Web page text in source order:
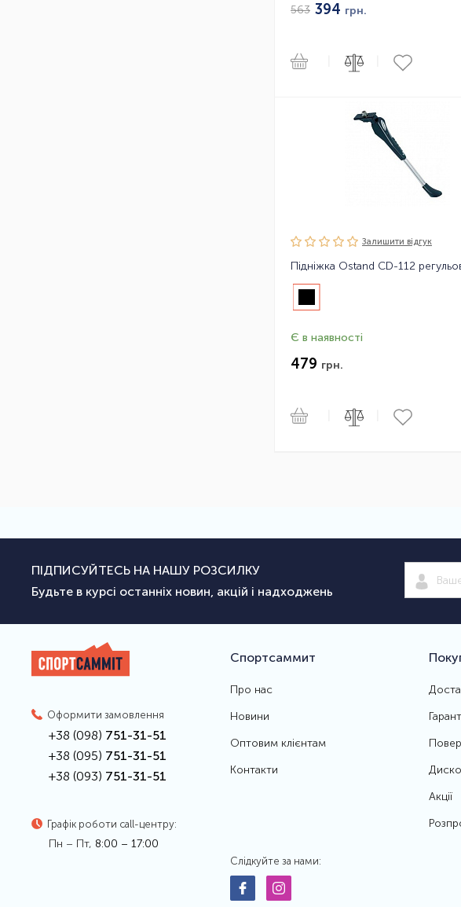
563 394 грн.
Залишити вiдгук
Є в наявності
479 грн.
ПІДПИСУЙТЕСЬ НА НАШУ РОЗСИЛКУ
Будьте в курсі останніх новин, акцій і надходжень
Оформити замовлення
+38 (098) 751-31-51
+38 (095) 751-31-51
+38 (093) 751-31-51
Графік роботи call-центру:
Пн – Пт, 8:00 – 17:00
Спортсаммит
Про нас
Новини
Оптовим клієнтам
Контакти
Акції
Слідкуйте за нами: